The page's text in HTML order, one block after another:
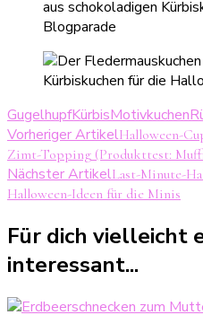
GugelhupfKürbisMotivkuchen
Beitragsnavigation
Vorheriger ArtikelHalloween-
Zimt-Topping (Produkttest:
Nächster ArtikelLast-Minute-
Halloween-Ideen für die Minis
Für dich vielleicht
interessant...